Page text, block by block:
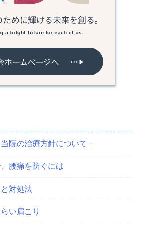
院の治療方針について－
腰痛を防ぐには
対処法
い肩こり